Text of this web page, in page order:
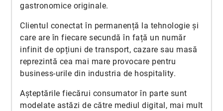
gastronomice originale.
Clientul conectat în permanență la tehnologie și
care are în fiecare secundă în față un număr
infinit de opțiuni de transport, cazare sau masă
reprezintă cea mai mare provocare pentru
business-urile din industria de hospitality.
Așteptările fiecărui consumator în parte sunt
modelate astăzi de către mediul digital, mai mult